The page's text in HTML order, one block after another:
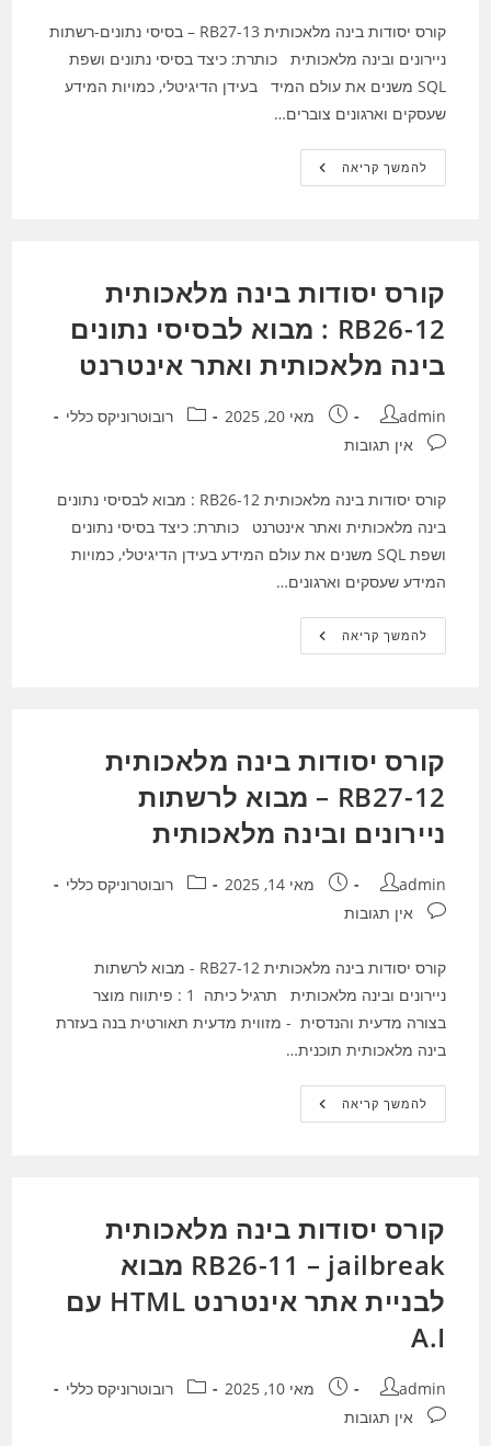
קורס יסודות בינה מלאכותית RB27-13 – בסיסי נתונים-רשתות
ניירונים ובינה מלאכותית כותרת: כיצד בסיסי נתונים ושפת
SQL משנים את עולם המיד בעידן הדיגיטלי, כמויות המידע
שעסקים וארגונים צוברים…
להמשך קריאהקורס
יסודות
נתונים-רשתות
ניירונים
ובינה
מלאכותית
קורס יסודות בינה מלאכותית
RB26-12 : מבוא לבסיסי נתונים
בינה מלאכותית ואתר אינטרנט
מחבר:
admin פורסם:מאי 20, 2025 קטגוריה:רובוטרוניקס כללי
תגובות:אין תגובות
קורס יסודות בינה מלאכותית RB26-12 : מבוא לבסיסי נתונים
בינה מלאכותית ואתר אינטרנט כותרת: כיצד בסיסי נתונים
ושפת SQL משנים את עולם המידע בעידן הדיגיטלי, כמויות
המידע שעסקים וארגונים…
להמשך קריאהקורס
יסודות
לבסיסי
נתונים
בינה
מלאכותית
אינטרנט
קורס יסודות בינה מלאכותית
RB27-12 – מבוא לרשתות
ניירונים ובינה מלאכותית
מחבר:
admin פורסם:מאי 14, 2025 קטגוריה:רובוטרוניקס כללי
תגובות:אין תגובות
קורס יסודות בינה מלאכותית RB27-12 - מבוא לרשתות
ניירונים ובינה מלאכותית תרגיל כיתה 1 : פיתווח מוצר
בצורה מדעית והנדסית - מזווית מדעית תאורטית בנה בעזרת
בינה מלאכותית תוכנית…
להמשך קריאהקורס
יסודות
לרשתות
ניירונים
ובינה
מלאכותית
קורס יסודות בינה מלאכותית
RB26-11 – jailbreak מבוא
לבניית אתר אינטרנט HTML עם
A.I
מחבר:
admin פורסם:מאי 10, 2025 קטגוריה:רובוטרוניקס כללי
תגובות:אין תגובות